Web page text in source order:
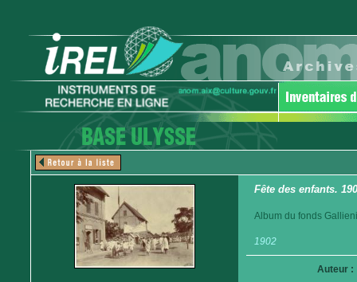
Fête des enfants.
Album du fonds
1902
Auteur :